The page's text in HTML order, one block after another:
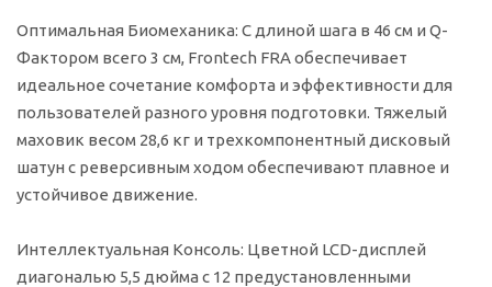
Оптимальная Биомеханика: С длиной шага в 46 см и Q-
Фактором всего 3 см, Frontech FRA обеспечивает
идеальное сочетание комфорта и эффективности для
пользователей разного уровня подготовки. Тяжелый
маховик весом 28,6 кг и трехкомпонентный дисковый
шатун с реверсивным ходом обеспечивают плавное и
устойчивое движение.
Интеллектуальная Консоль: Цветной LCD-дисплей
диагональю 5,5 дюйма с 12 предустановленными